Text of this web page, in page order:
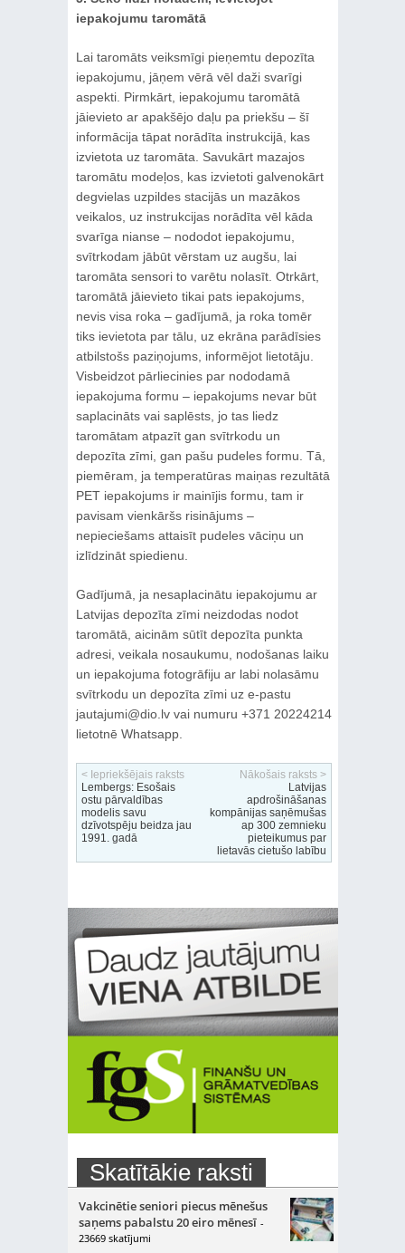
iepakojumu taromātā
Lai taromāts veiksmīgi pieņemtu depozīta
iepakojumu, jāņem vērā vēl daži svarīgi
aspekti. Pirmkārt, iepakojumu taromātā
jāievieto ar apakšējo daļu pa priekšu – šī
informācija tāpat norādīta instrukcijā, kas
izvietota uz taromāta. Savukārt mazajos
taromātu modeļos, kas izvietoti galvenokārt
degvielas uzpildes stacijās un mazākos
veikalos, uz instrukcijas norādīta vēl kāda
svarīga nianse – nododot iepakojumu,
svītrkodam jābūt vērstam uz augšu, lai
taromāta sensori to varētu nolasīt. Otrkārt,
taromātā jāievieto tikai pats iepakojums,
nevis visa roka – gadījumā, ja roka tomēr
tiks ievietota par tālu, uz ekrāna parādīsies
atbilstošs paziņojums, informējot lietotāju.
Visbeidzot pārliecinies par nododamā
iepakojuma formu – iepakojums nevar būt
saplacināts vai saplēsts, jo tas liedz
taromātam atpazīt gan svītrkodu un
depozīta zīmi, gan pašu pudeles formu. Tā,
piemēram, ja temperatūras maiņas rezultātā
PET iepakojums ir mainījis formu, tam ir
pavisam vienkāršs risinājums –
nepieciešams attaisīt pudeles vāciņu un
izlīdzināt spiedienu.
Gadījumā, ja nesaplacinātu iepakojumu ar
Latvijas depozīta zīmi neizdodas nodot
taromātā, aicinām sūtīt depozīta punkta
adresi, veikala nosaukumu, nodošanas laiku
un iepakojuma fotogrāfiju ar labi nolasāmu
svītrkodu un depozīta zīmi uz e-pastu
jautajumi@dio.lv vai numuru +371 20224214
lietotnē Whatsapp.
< Iepriekšējais raksts
Lembergs: Esošais
ostu pārvaldības
modelis savu
dzīvotspēju beidza jau
1991. gadā
Nākošais raksts >
Latvijas
apdrošināšanas
kompānijas saņēmušas
ap 300 zemnieku
pieteikumus par
lietavās cietušo labību
Skatītākie raksti
Vakcinētie seniori piecus mēnešus
saņems pabalstu 20 eiro mēnesī -
23669 skatījumi